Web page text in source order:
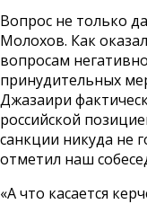
Вопрос не только
Молохов. Как
вопросам
принудительных
Джазаири
российской
санкции никуда не
отметил наш
«А что касается